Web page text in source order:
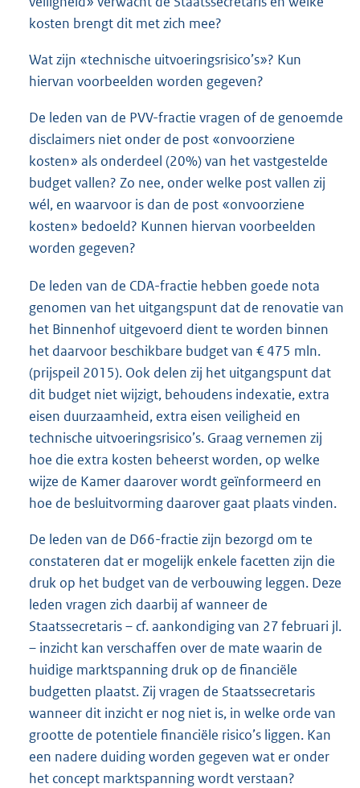
kosten brengt dit met zich mee?
Wat zijn «technische uitvoeringsrisico’s»? Kun
hiervan voorbeelden worden gegeven?
De leden van de PVV-fractie vragen of de genoemde
disclaimers niet onder de post «onvoorziene
kosten» als onderdeel (20%) van het vastgestelde
budget vallen? Zo nee, onder welke post vallen zij
wél, en waarvoor is dan de post «onvoorziene
kosten» bedoeld? Kunnen hiervan voorbeelden
worden gegeven?
De leden van de CDA-fractie hebben goede nota
genomen van het uitgangspunt dat de renovatie van
het Binnenhof uitgevoerd dient te worden binnen
het daarvoor beschikbare budget van € 475 mln.
(prijspeil 2015). Ook delen zij het uitgangspunt dat
dit budget niet wijzigt, behoudens indexatie, extra
eisen duurzaamheid, extra eisen veiligheid en
technische uitvoeringsrisico’s. Graag vernemen zij
hoe die extra kosten beheerst worden, op welke
wijze de Kamer daarover wordt geïnformeerd en
hoe de besluitvorming daarover gaat plaats vinden.
De leden van de D66-fractie zijn bezorgd om te
constateren dat er mogelijk enkele facetten zijn die
druk op het budget van de verbouwing leggen. Deze
leden vragen zich daarbij af wanneer de
Staatssecretaris – cf. aankondiging van 27 februari jl.
– inzicht kan verschaffen over de mate waarin de
huidige marktspanning druk op de financiële
budgetten plaatst. Zij vragen de Staatssecretaris
wanneer dit inzicht er nog niet is, in welke orde van
grootte de potentiele financiële risico’s liggen. Kan
een nadere duiding worden gegeven wat er onder
het concept marktspanning wordt verstaan?